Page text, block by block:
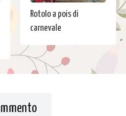
Rotolo a pois di
carnevale